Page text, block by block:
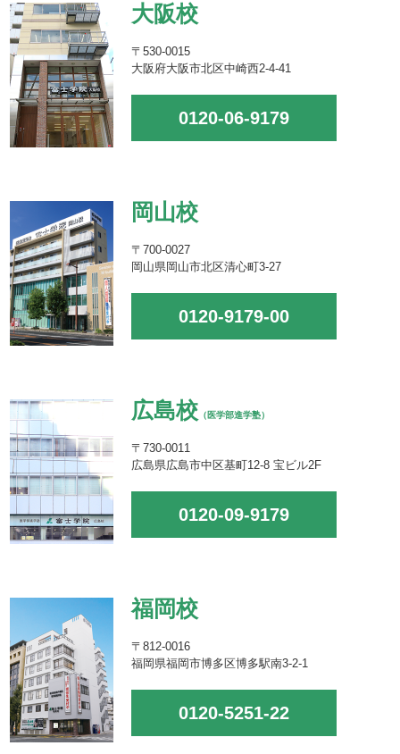
大阪校
〒530-0015
大阪府大阪市北区中崎西2-4-41
0120-06-9179
岡山校
〒700-0027
岡山県岡山市北区清心町3-27
0120-9179-00
広島校 （医学部進学塾）
〒730-0011
広島県広島市中区基町12-8 宝ビル2F
0120-09-9179
福岡校
〒812-0016
福岡県福岡市博多区博多駅南3-2-1
0120-5251-22